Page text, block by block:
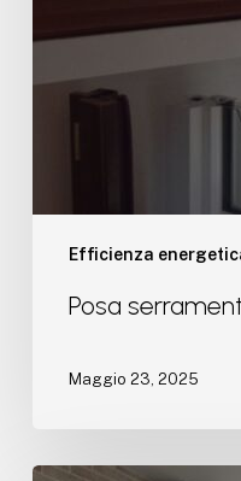
Efficienza
Posa
Maggio 23, 2025